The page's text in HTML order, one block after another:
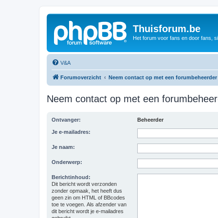
Thuisforum.be
Het forum voor fans en door fans,
V&A
Forumoverzicht Neem contact op met een forumbeheerder
Neem contact op met een
Ontvanger: Beheerder
Je e-mailadres:
Je naam:
Onderwerp:
Berichtinhoud:
Dit bericht wordt verzonden
zonder opmaak, het heeft dus
geen zin om HTML of BBcodes
toe te voegen. Als afzender van
dit bericht wordt je e-mailadres